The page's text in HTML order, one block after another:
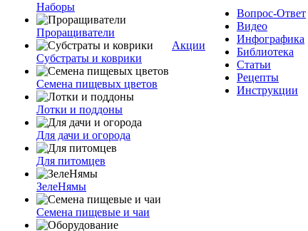
Наборы
Проращиватели
Субстраты и коврики
Семена пищевых цветов
Лотки и поддоны
Для дачи и огорода
Для питомцев
ЗелеНямы
Семена пищевые и чаи
Акции
Вопрос-Ответ
Видео
Инфографика
Библиотека
Статьи
Рецепты
Инструкции